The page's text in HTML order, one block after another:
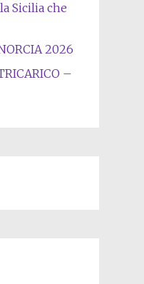
Sicilia che
2026
–